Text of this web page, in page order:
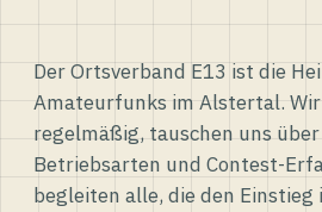
Der Ortsverband E13 ist die
Amateurfunks im Alstertal.
regelmäßig, tauschen uns
Betriebsarten und Contest-
begleiten alle, die den Einstieg